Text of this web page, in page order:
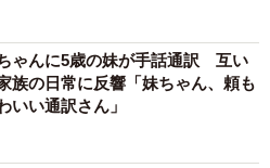
ゃんに5歳の妹が手話通訳 互い
族の日常に反響「妹ちゃん、頼も
いい通訳さん」